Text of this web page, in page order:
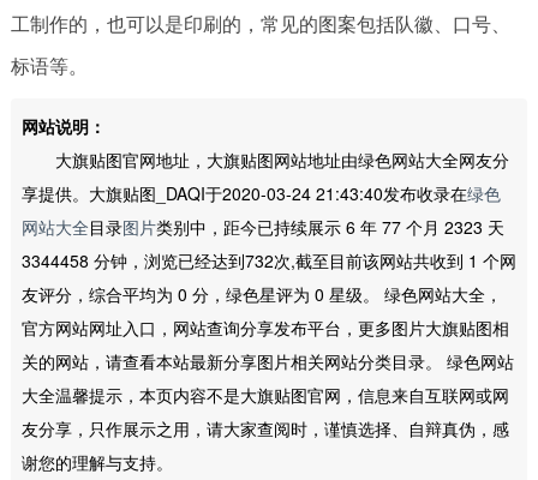
工制作的，也可以是印刷的，常见的图案包括队徽、口号、
标语等。
网站说明：
大旗贴图官网地址，大旗贴图网站地址由绿色网站大全网友分
享提供。大旗贴图_DAQI于2020-03-24 21:43:40发布收录在绿色
网站大全目录图片类别中，距今已持续展示 6 年 77 个月 2323 天
3344458 分钟，浏览已经达到732次,截至目前该网站共收到 1 个网
友评分，综合平均为 0 分，绿色星评为 0 星级。 绿色网站大全，
官方网站网址入口，网站查询分享发布平台，更多图片大旗贴图相
关的网站，请查看本站最新分享图片相关网站分类目录。 绿色网站
大全温馨提示，本页内容不是大旗贴图官网，信息来自互联网或网
友分享，只作展示之用，请大家查阅时，谨慎选择、自辩真伪，感
谢您的理解与支持。